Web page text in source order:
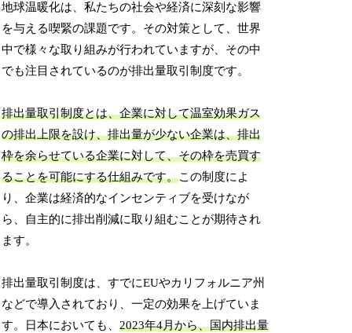
地球温暖化は、私たちの社会や経済に深刻な影響
を与える喫緊の課題です。その対策として、世界
中で様々な取り組みが行われていますが、その中
でも注目されているのが排出量取引制度です。
排出量取引制度とは、企業に対して温室効果ガス
の排出上限を設け、排出量が少ない企業は、排出
枠を余らせている企業に対して、その枠を売買す
ることを可能にする仕組みです。この制度によ
り、企業は経済的なインセンティブを受けなが
ら、自主的に排出削減に取り組むことが期待され
ます。
排出量取引制度は、すでにEUやカリフォルニア州
などで導入されており、一定の効果を上げていま
す。日本においても、2023年4月から、国内排出量